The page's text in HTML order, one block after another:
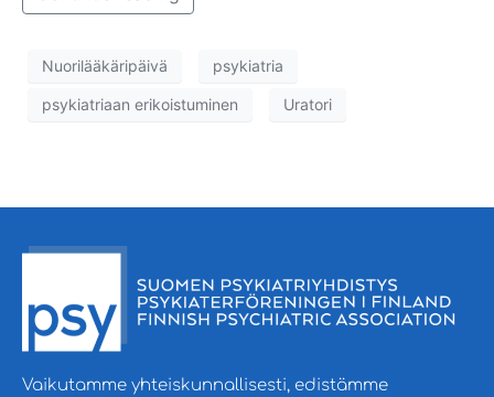
Nuorilääkäripäivä psykiatria
psykiatriaan erikoistuminen Uratori
Vaikutamme yhteiskunnallisesti, edistämme